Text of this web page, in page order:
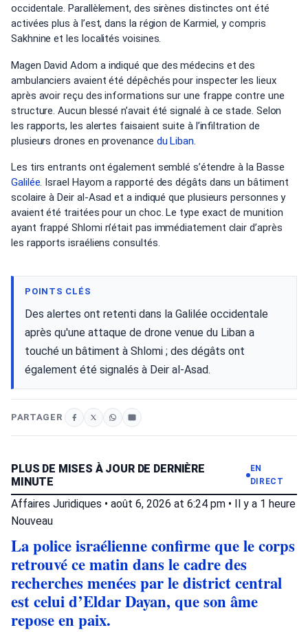
occidentale. Parallèlement, des sirènes distinctes ont été
activées plus à l’est, dans la région de Karmiel, y compris
Sakhnine et les localités voisines.
Magen David Adom a indiqué que des médecins et des
ambulanciers avaient été dépêchés pour inspecter les lieux
après avoir reçu des informations sur une frappe contre une
structure. Aucun blessé n’avait été signalé à ce stade. Selon
les rapports, les alertes faisaient suite à l’infiltration de
plusieurs drones en provenance du Liban
Les tirs entrants ont également semblé s’étendre à la Basse
Galilée. Israel Hayom a rapporté des dégâts dans un bâtiment
scolaire à Deir al-Asad et a indiqué que plusieurs personnes y
avaient été traitées pour un choc. Le type exact de munition
ayant frappé Shlomi n’était pas immédiatement clair d’après
les rapports israéliens consultés.
POINTS CLÉS
Des alertes ont retenti dans la Galilée occidentale
après qu'une attaque de drone venue du Liban a
touché un bâtiment à Shlomi ; des dégâts ont
également été signalés à Deir al-Asad.
PARTAGER
PLUS DE MISES À JOUR DE DERNIÈRE
MINUTE
EN
DIRECT
Affaires Juridiques • août 6, 2026 at 6:24 pm • Il y a 1 heure
Nouveau
La police israélienne confirme que le corps
retrouvé ce matin dans le cadre des
recherches menées par le district central
est celui d’Eldar Dayan, que son âme
repose en paix.